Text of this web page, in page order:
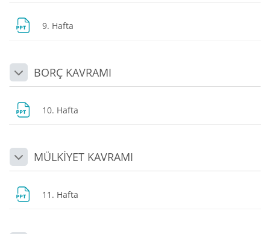
9. Hafta
DaraltBORÇ KAVRAMI
10. Hafta
DaraltMÜLKİYET KAVRAMI
11. Hafta